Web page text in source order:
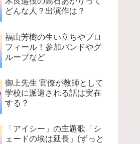
どんな人？出演作は？
福山芳樹の生い立ちやプロ
フィール！参加バンドやグ
ループなど
御上先生 官僚が教師として
学校に派遣される話は実在
する？
「アイシー」の主題歌「シ
ェードの埃は延長」(ずっと